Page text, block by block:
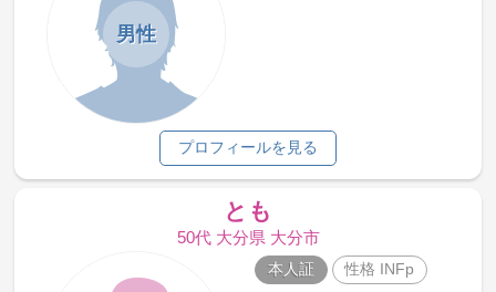
男性
プロフィールを見る
とも
50代 大分県 大分市
本人証 性格 INFp